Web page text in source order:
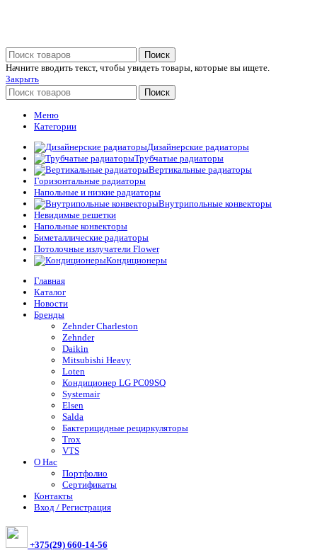
Поиск
Начните вводить текст, чтобы увидеть товары, которые вы ищете.
Закрыть
Поиск
Меню
Категории
Дизайнерские радиаторы
Трубчатые радиаторы
Вертикальные радиаторы
Горизонтальные радиаторы
Напольные и низкие радиаторы
Внутрипольные конвекторы
Невидимые решетки
Напольные конвекторы
Биметаллические радиаторы
Потолочные излучатели Flower
Кондиционеры
Главная
Каталог
Новости
Бренды
Zehnder Charleston
Zehnder
Daikin
Mitsubishi Heavy
Loten
Кондиционер LG PC09SQ
Systemair
Elsen
Salda
Бактерицидные рециркуляторы
Trox
VTS
О Нас
Портфолио
Сертификаты
Контакты
Вход / Регистрация
+375(29) 660-14-56